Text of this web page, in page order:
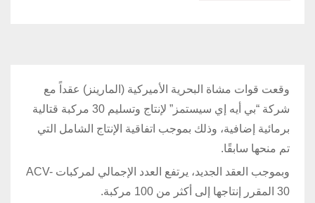
وقعت قوات مشاة البحرية الأميركية (المارينز) عقداً مع
شركة “بي أيه إي سيستمز” لإنتاج وتسليم 30 مركبة قتالية
برمائية إضافية، وذلك بموجب اتفاقية الإنتاج الشامل التي
تم منحها سابقًا.
وبموجب العقد الجديد، يرتفع العدد الإجمالي لمركبات ACV-
30 المقرر إنتاجها إلى أكثر من 100 مركبة.